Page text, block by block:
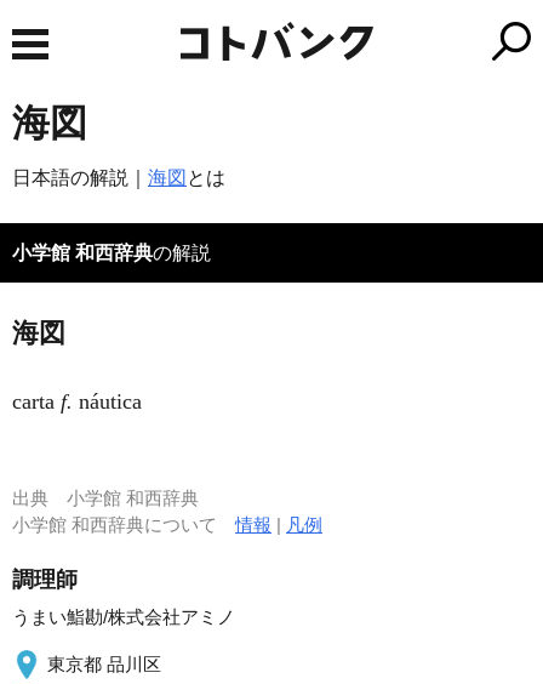
海図
日本語の解説｜ 海図 とは
小学館 和西辞典の解説
海図
carta f. náutica
出典 小学館 和西辞典
小学館 和西辞典について情報 | 凡例
調理師
うまい鮨勘/株式会社アミノ
東京都 品川区